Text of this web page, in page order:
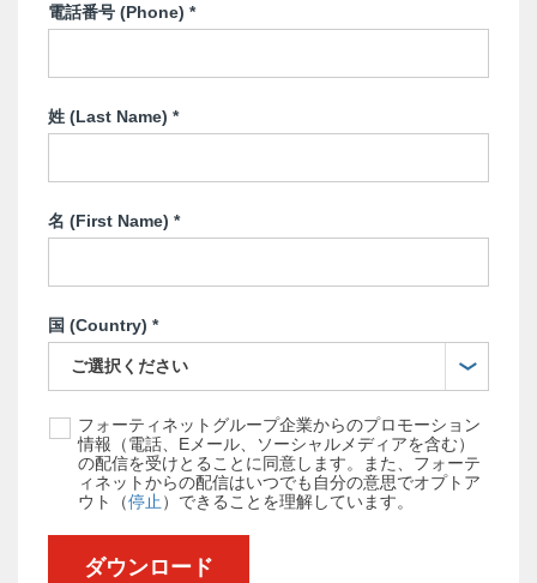
電話番号 (Phone) *
姓 (Last Name) *
名 (First Name) *
国 (Country) *
フォーティネットグループ企業からのプロモーション
情報（電話、Eメール、ソーシャルメディアを含む）
の配信を受けとることに同意します。また、フォーテ
ィネットからの配信はいつでも自分の意思でオプトア
ウト（停止 ）できることを理解しています。